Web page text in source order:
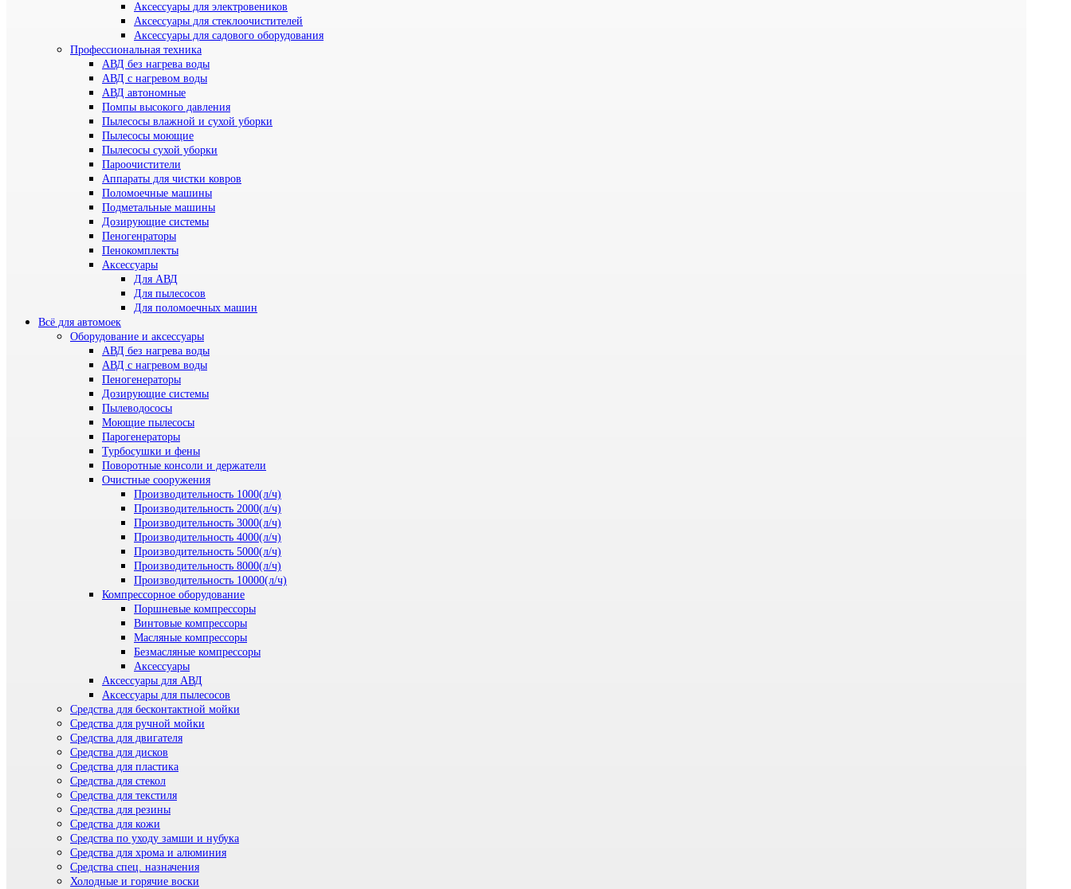
Аксессуары для электровеников
Аксессуары для стеклоочистителей
Аксессуары для садового оборудования
Профессиональная техника
АВД без нагрева воды
АВД с нагревом воды
АВД автономные
Помпы высокого давления
Пылесосы влажной и сухой уборки
Пылесосы моющие
Пылесосы сухой уборки
Пароочистители
Аппараты для чистки ковров
Поломоечные машины
Подметальные машины
Дозирующие системы
Пеногенраторы
Пенокомплекты
Аксессуары
Для АВД
Для пылесосов
Для поломоечных машин
Всё для автомоек
Оборудование и аксессуары
АВД без нагрева воды
АВД с нагревом воды
Пеногенераторы
Дозирующие системы
Пылеводососы
Моющие пылесосы
Парогенераторы
Турбосушки и фены
Поворотные консоли и держатели
Очистные сооружения
Производительность 1000(л/ч)
Производительность 2000(л/ч)
Производительность 3000(л/ч)
Производительность 4000(л/ч)
Производительность 5000(л/ч)
Производительность 8000(л/ч)
Производительность 10000(л/ч)
Компрессорное оборудование
Поршневые компрессоры
Винтовые компрессоры
Масляные компрессоры
Безмасляные компрессоры
Аксессуары
Аксессуары для АВД
Аксессуары для пылесосов
Средства для бесконтактной мойки
Средства для ручной мойки
Средства для двигателя
Средства для дисков
Средства для пластика
Средства для стекол
Средства для текстиля
Средства для резины
Средства для кожи
Средства по уходу замши и нубука
Средства для хрома и алюминия
Средства спец. назначения
Холодные и горячие воски